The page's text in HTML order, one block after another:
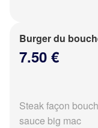
Burger du
7.50 €
Steak façon
sauce big mac